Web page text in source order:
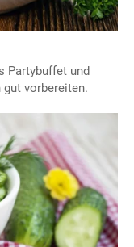
Partybuffet und
vorbereiten.